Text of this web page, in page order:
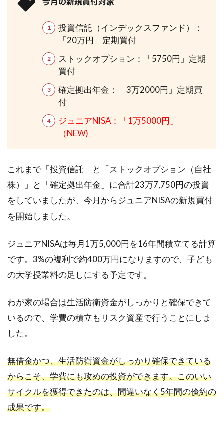
投資信託（インデックスファンド）：
「20万円」定期買付
ストックオプション：「5750円」定期
買付
確定拠出年金：「3万2000円」定期買
付
ジュニアNISA：「1万5000円」
（NEW)
これまで「投資信託」と「ストックオプション（自社
株）」と「確定拠出年金」に合計23万7,750円の投資
をしていましたが、今月からジュニアNISAの新規買付
を開始しました。
ジュニアNISAは毎月1万5,000円を16年間積立てる計算
です。3%の複利で約400万円になりますので、子ども
の大学授業料の足しにする予定です。
わが家の場合は生活防衛資金がしっかりと確保できて
いるので、学費の積立もリスク資産で行うことにしま
した。
無借金かつ、生活防衛資金がしっかり確保できている
からこそ、学費にも攻めの投資ができます。このいい
サイクルを獲得できたのは、間違いなく5年間の倹約の
成果です。